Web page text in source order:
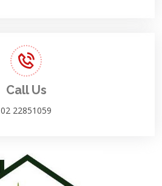
Call Us
02 22851059